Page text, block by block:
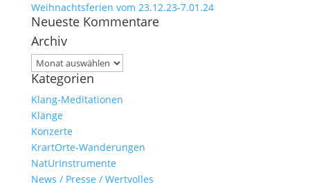
Weihnachtsferien vom 23.12.23-7.01.24
Neueste Kommentare
Archiv
Archiv
Kategorien
Klang-Meditationen
Klänge
Konzerte
KrartOrte-Wanderungen
NatUrInstrumente
News / Presse / Wertvolles